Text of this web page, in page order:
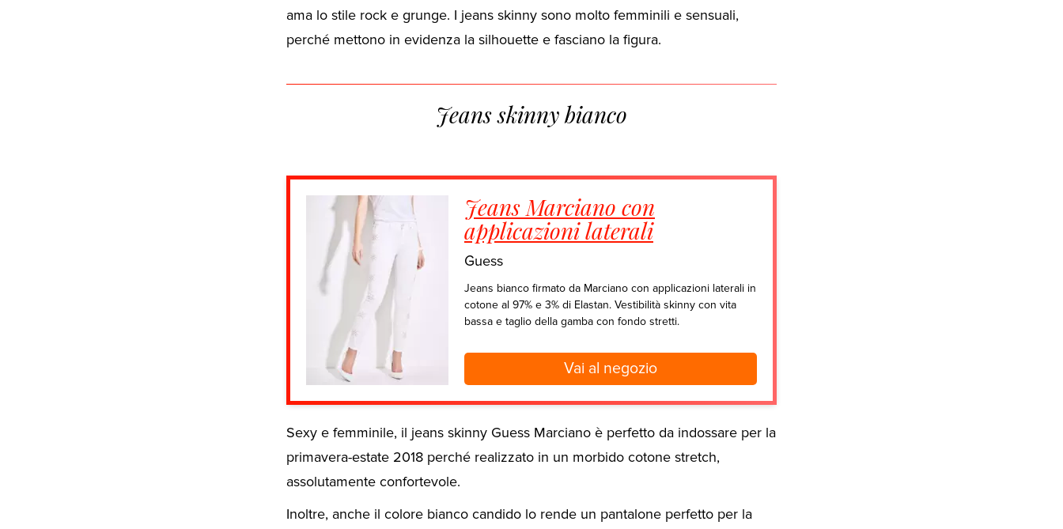
ama lo stile rock e grunge. I jeans skinny sono molto femminili e sensuali,
perché mettono in evidenza la silhouette e fasciano la figura.
Jeans skinny bianco
Jeans Marciano con
applicazioni laterali
Guess
Jeans bianco firmato da Marciano con applicazioni laterali in
cotone al 97% e 3% di Elastan. Vestibilità skinny con vita
bassa e taglio della gamba con fondo stretti.
Vai al negozio
Sexy e femminile, il jeans skinny Guess Marciano è perfetto da indossare per la
primavera-estate 2018 perché realizzato in un morbido cotone stretch,
assolutamente confortevole.
Inoltre, anche il colore bianco candido lo rende un pantalone perfetto per la